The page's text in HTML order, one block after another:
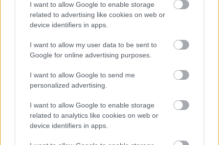
I want to allow Google to enable storage
related to advertising like cookies on web or
device identifiers in apps.
I want to allow my user data to be sent to
Google for online advertising purposes.
I want to allow Google to send me
personalized advertising.
I want to allow Google to enable storage
related to analytics like cookies on web or
device identifiers in apps.
Krosno > Klasa A, gr. II - sytuacja w tabeli
Przed meczami 4. kolejki - Krosno > Klasa A, gr. II gospodarze (Jasiołka
2. miejscu.
Poniżej znajdziesz także ostatnie mecze obu drużyn oraz statystyki
Jasiołka Jaśliska vs. Tęcza Zręcin - relacja, wynik na żywo,
transmisja
Wynik meczu Jasiołka Jaśliska - Tęcza Zręcin znajdziesz na naszej stronie
zaraz po jego zakończeniu. Jeżeli szukasz informacji meczowych, zajrzyj
Jasiołka Jaśliska vs. Tęcza Zręcin - wynik, składy, strzelcy
Jeżeli w internecie lub TV dostępna jest
albo innych spotkań Krosno > Klasa